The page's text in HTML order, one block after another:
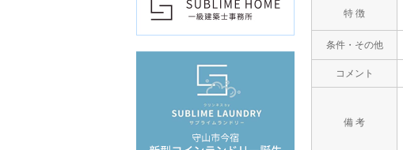
特 徴
条件・その他
コメント
備 考